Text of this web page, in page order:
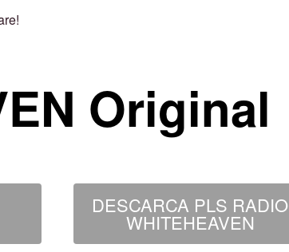
Original
DESCARCA PLS RADIO
WHITEHEAVEN